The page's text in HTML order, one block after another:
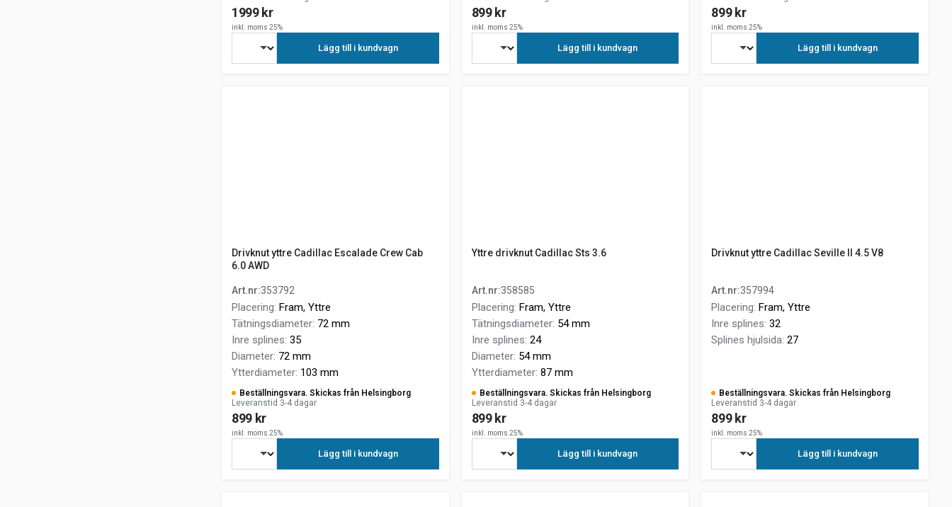
1999 kr
inkl. moms 25%
Lägg till i kundvagn
899 kr
inkl. moms 25%
Lägg till i kundvagn
899 kr
inkl. moms 25%
Lägg till i kundvagn
Drivknut yttre Cadillac Escalade Crew Cab
6.0 AWD
Art.nr:353792
Placering: Fram, Yttre
Tätningsdiameter: 72 mm
Inre splines: 35
Diameter: 72 mm
Ytterdiameter: 103 mm
Beställningsvara. Skickas från Helsingborg
Leveranstid 3-4 dagar
899 kr
inkl. moms 25%
Lägg till i kundvagn
Yttre drivknut Cadillac Sts 3.6
Art.nr:358585
Placering: Fram, Yttre
Tätningsdiameter: 54 mm
Inre splines: 24
Diameter: 54 mm
Ytterdiameter: 87 mm
Beställningsvara. Skickas från Helsingborg
Leveranstid 3-4 dagar
899 kr
inkl. moms 25%
Lägg till i kundvagn
Drivknut yttre Cadillac Seville II 4.5 V8
Art.nr:357994
Placering: Fram, Yttre
Inre splines: 32
Splines hjulsida: 27
Beställningsvara. Skickas från Helsingborg
Leveranstid 3-4 dagar
899 kr
inkl. moms 25%
Lägg till i kundvagn